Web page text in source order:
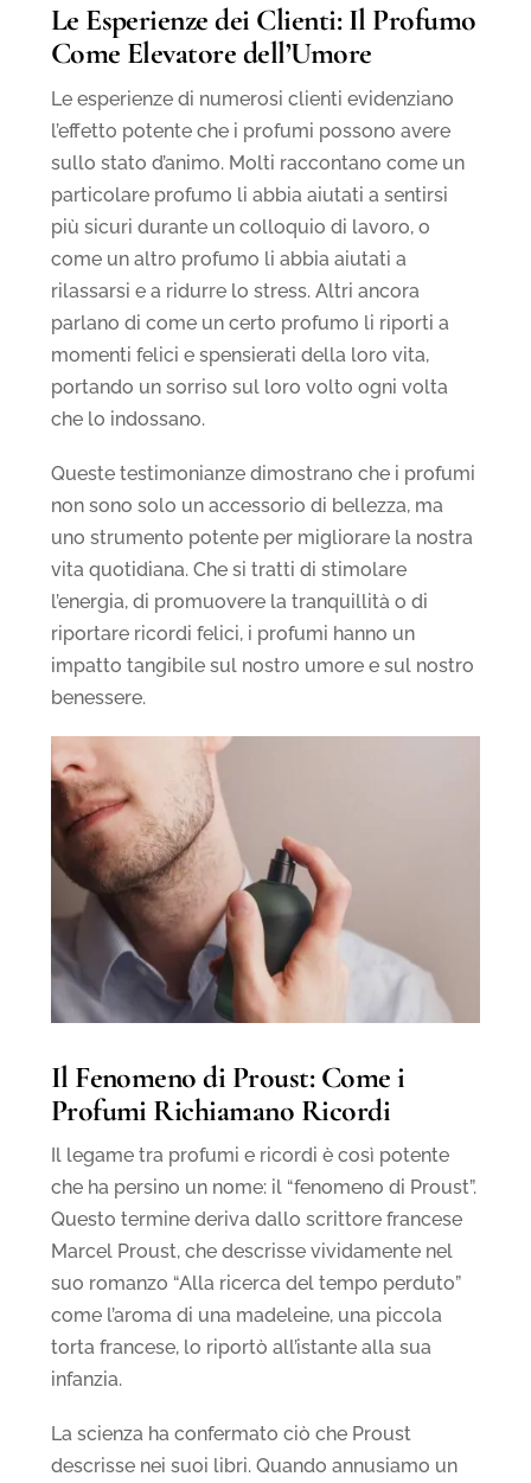
Le Esperienze dei Clienti: Il Profumo
Come Elevatore dell’Umore
Le esperienze di numerosi clienti evidenziano
l’effetto potente che i profumi possono avere
sullo stato d’animo. Molti raccontano come un
particolare profumo li abbia aiutati a sentirsi
più sicuri durante un colloquio di lavoro, o
come un altro profumo li abbia aiutati a
rilassarsi e a ridurre lo stress. Altri ancora
parlano di come un certo profumo li riporti a
momenti felici e spensierati della loro vita,
portando un sorriso sul loro volto ogni volta
che lo indossano.
Queste testimonianze dimostrano che i profumi
non sono solo un accessorio di bellezza, ma
uno strumento potente per migliorare la nostra
vita quotidiana. Che si tratti di stimolare
l’energia, di promuovere la tranquillità o di
riportare ricordi felici, i profumi hanno un
impatto tangibile sul nostro umore e sul nostro
benessere.
Il Fenomeno di Proust: Come i
Profumi Richiamano Ricordi
Il legame tra profumi e ricordi è così potente
che ha persino un nome: il “fenomeno di Proust”.
Questo termine deriva dallo scrittore francese
Marcel Proust, che descrisse vividamente nel
suo romanzo “Alla ricerca del tempo perduto”
come l’aroma di una madeleine, una piccola
torta francese, lo riportò all’istante alla sua
infanzia.
La scienza ha confermato ciò che Proust
descrisse nei suoi libri. Quando annusiamo un